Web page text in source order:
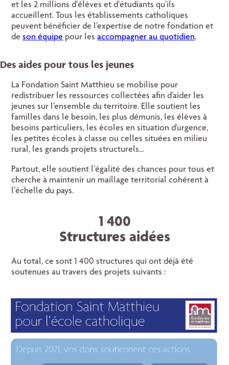
et les 2 millions d’élèves et d’étudiants qu’ils
accueillent. Tous les établissements catholiques
peuvent bénéficier de l’expertise de notre fondation et
deson équipe pour lesaccompagner au quotidien.
Des aides pour tous les jeunes
La Fondation Saint Matthieu se mobilise pour
redistribuer les ressources collectées afin d’aider les
jeunes sur l’ensemble du territoire. Elle soutient les
familles dans le besoin, les plus démunis, les élèves à
besoins particuliers, les écoles en situation d’urgence,
les petites écoles à classe ou celles situées en milieu
rural, les grands projets structurels…
Partout, elle soutient l’égalité des chances pour tous et
cherche à maintenir un maillage territorial cohérent à
l’échelle du pays.
1 400
Structures aidées
Au total, ce sont 1 400 structures qui ont déjà été
soutenues au travers des projets suivants :